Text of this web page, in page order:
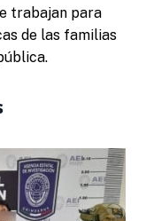
trabajan para
de las familias